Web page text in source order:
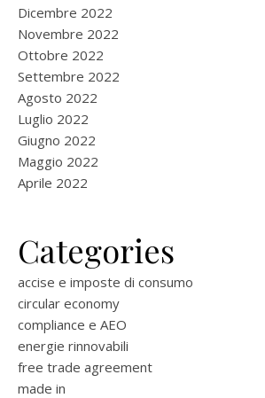
Dicembre 2022
Novembre 2022
Ottobre 2022
Settembre 2022
Agosto 2022
Luglio 2022
Giugno 2022
Maggio 2022
Aprile 2022
Categories
accise e imposte di consumo
circular economy
compliance e AEO
energie rinnovabili
free trade agreement
made in